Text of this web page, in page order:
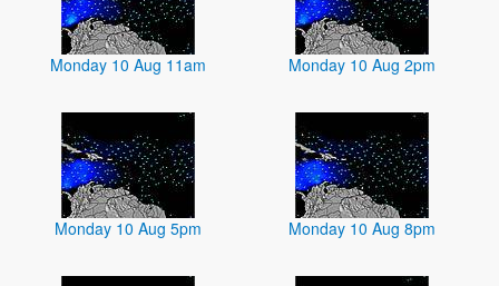
Monday 10 Aug 11am Monday 10 Aug 2pm
Monday 10 Aug 5pm Monday 10 Aug 8pm